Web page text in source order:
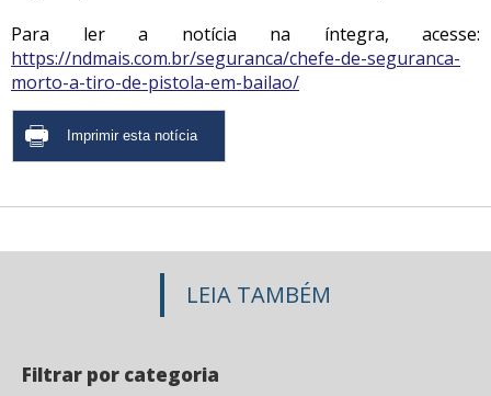
Para ler a notícia na íntegra, acesse:
https://ndmais.com.br/seguranca/chefe-de-seguranca-
morto-a-tiro-de-pistola-em-bailao/
LEIA TAMBÉM
Filtrar por categoria